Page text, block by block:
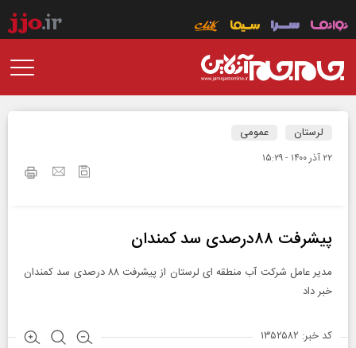
لرستان عمومی
۲۲ آذر ۱۴۰۰ - ۱۵:۲۹
پیشرفت ۸۸درصدی سد کمندان
مدیر عامل شرکت آب منطقه ای لرستان از پیشرفت ۸۸ درصدی سد کمندان
خبر داد
کد خبر: ۱۳۵۲۵۸۲